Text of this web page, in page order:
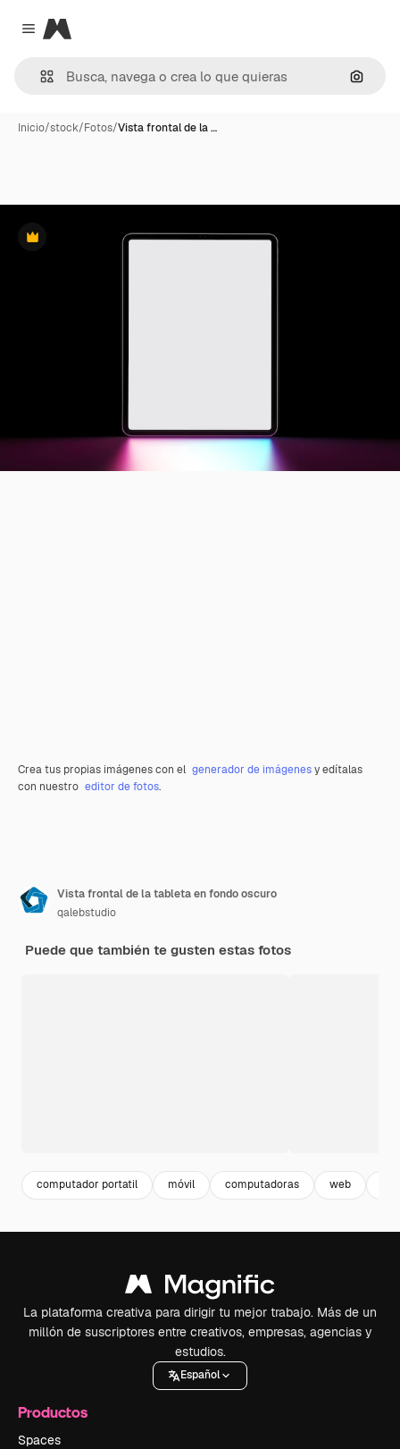
Close menu
Magnific
Inicio/stock/Fotos/Vista frontal de la …
Premium
Crea tus propias imágenes con el generador de imágenesy edítalas
con nuestro editor de fotos.
Vista frontal de la tableta en fondo oscuro
qalebstudio
Puede que también te gusten estas fotos
computador portatil móvil computadoras web
La plataforma creativa para dirigir tu mejor trabajo. Más de un
millón de suscriptores entre creativos, empresas, agencias y
estudios.
Español
Productos
Spaces